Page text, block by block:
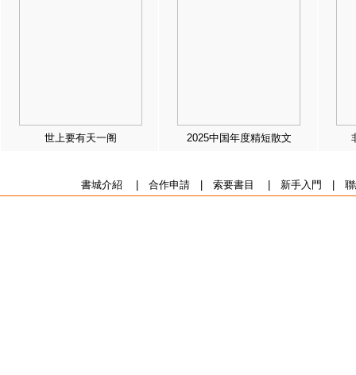
世上要有天一阁 2025中国年度精短散文
書城介紹 合作申請| 索要書目 新手入門